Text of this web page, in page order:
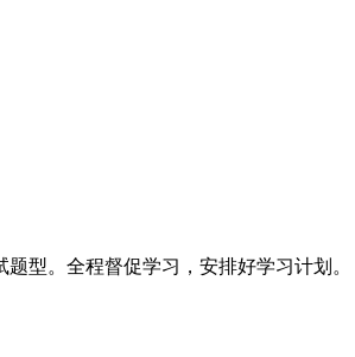
型。全程督促学习，安排好学习计划。